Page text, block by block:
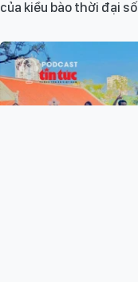
của kiều bào thời đại số